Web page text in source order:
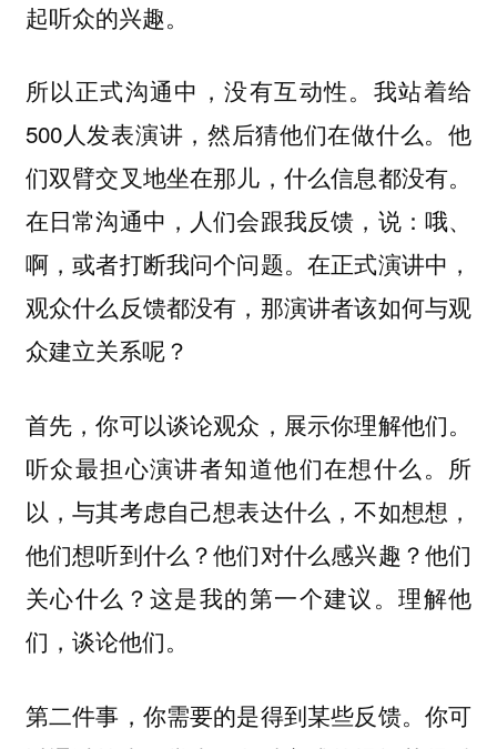
起听众的兴趣。
所以正式沟通中，没有互动性。我站着给
500人发表演讲，然后猜他们在做什么。他
们双臂交叉地坐在那儿，什么信息都没有。
在日常沟通中，人们会跟我反馈，说：哦、
啊，或者打断我问个问题。在正式演讲中，
观众什么反馈都没有，那演讲者该如何与观
众建立关系呢？
首先，你可以谈论观众，展示你理解他们。
听众最担心演讲者知道他们在想什么。所
以，与其考虑自己想表达什么，不如想想，
他们想听到什么？他们对什么感兴趣？他们
关心什么？这是我的第一个建议。理解他
们，谈论他们。
第二件事，你需要的是得到某些反馈。 你可